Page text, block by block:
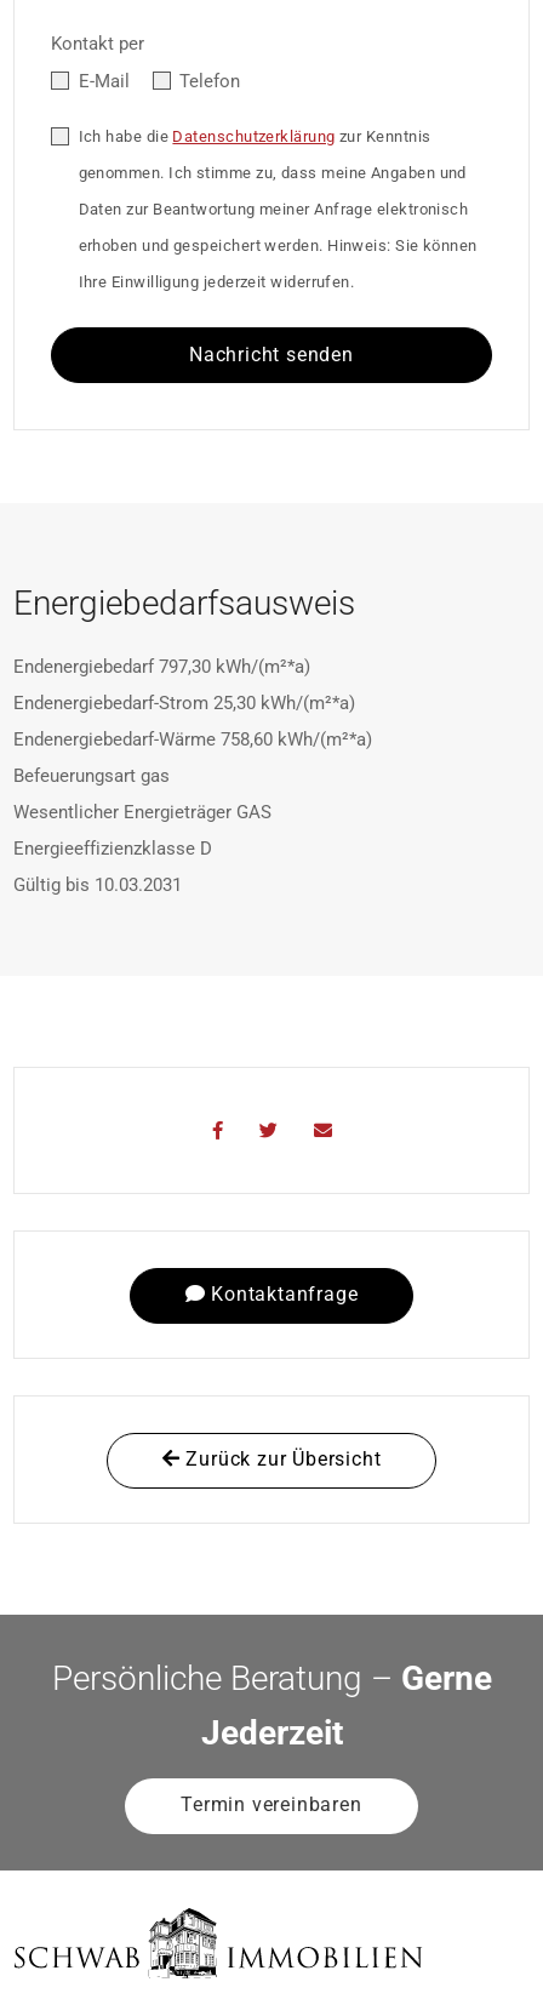
Kontakt per
E-Mail
Telefon
Ich habe die Datenschutzerklärung zur Kenntnis
genommen. Ich stimme zu, dass meine Angaben und
Daten zur Beantwortung meiner Anfrage elektronisch
erhoben und gespeichert werden. Hinweis: Sie können
Ihre Einwilligung jederzeit widerrufen.
Nachricht senden
Energiebedarfsausweis
Endenergiebedarf797,30 kWh/(m²*a)
Endenergiebedarf-Strom 25,30 kWh/(m²*a)
Endenergiebedarf-Wärme 758,60 kWh/(m²*a)
Befeuerungsart gas
Wesentlicher Energieträger GAS
Energieeffizienzklasse D
Gültig bis 10.03.2031
Kontaktanfrage
Zurück zur Übersicht
Persönliche Beratung – Gerne
Jederzeit
Termin vereinbaren